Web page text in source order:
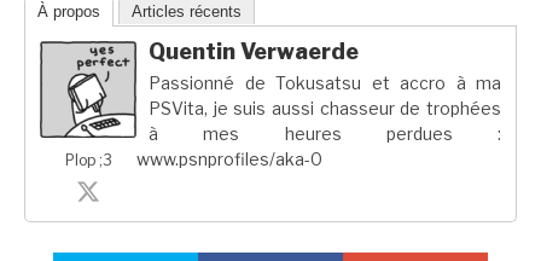
À propos Articles récents
Plop ;3
Quentin Verwaerde
Passionné de Tokusatsu et accro à ma
PSVita, je suis aussi chasseur de trophées
à mes heures perdues :
www.psnprofiles/aka-0